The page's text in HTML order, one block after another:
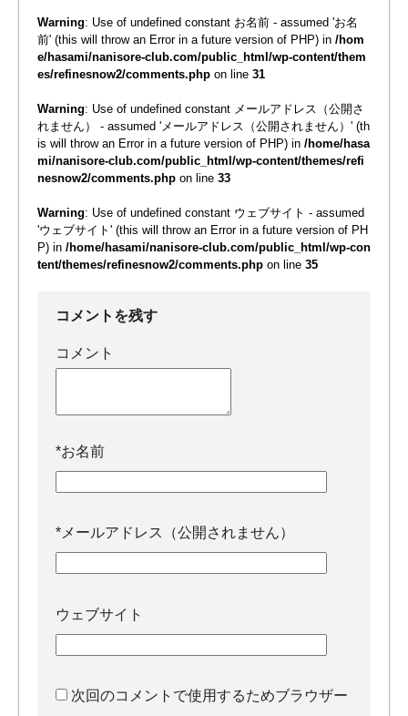
Warning: Use of undefined constant お名前 - assumed 'お名
前' (this will throw an Error in a future version of PHP) in /hom
e/hasami/nanisore-club.com/public_html/wp-content/them
es/refinesnow2/comments.php on line 31
Warning: Use of undefined constant メールアドレス（公開さ
れません） - assumed 'メールアドレス（公開されません）' (th
is will throw an Error in a future version of PHP) in /home/hasa
mi/nanisore-club.com/public_html/wp-content/themes/refi
nesnow2/comments.php on line 33
Warning: Use of undefined constant ウェブサイト - assumed
'ウェブサイト' (this will throw an Error in a future version of PH
P) in /home/hasami/nanisore-club.com/public_html/wp-con
tent/themes/refinesnow2/comments.php on line 35
コメントを残す
コメント
*お名前
*メールアドレス（公開されません）
ウェブサイト
次回のコメントで使用するためブラウザー